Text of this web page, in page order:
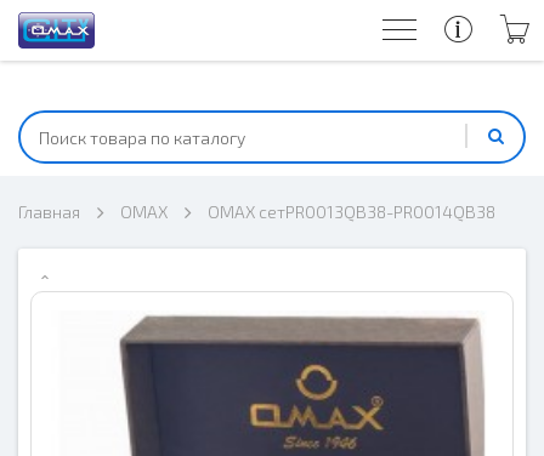
Главная OMAX OMAX сетPR0013QB38-PR0014QB38